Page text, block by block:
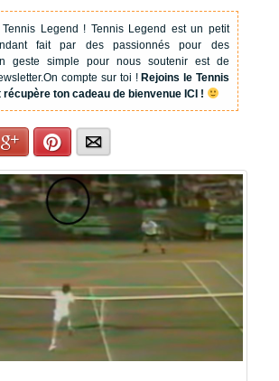
Legend ! Tennis Legend est un petit
fait par des passionnés pour des
geste simple pour nous soutenir est de
On compte sur toi !Rejoins le Tennis
récupère ton cadeau de bienvenue ICI !
Google+Pinterest